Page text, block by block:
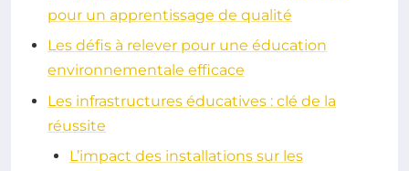
pour un apprentissage de qualité
Les défis à relever pour une éducation
environnementale efficace
Les infrastructures éducatives : clé de la
réussite
L’impact des installations sur les